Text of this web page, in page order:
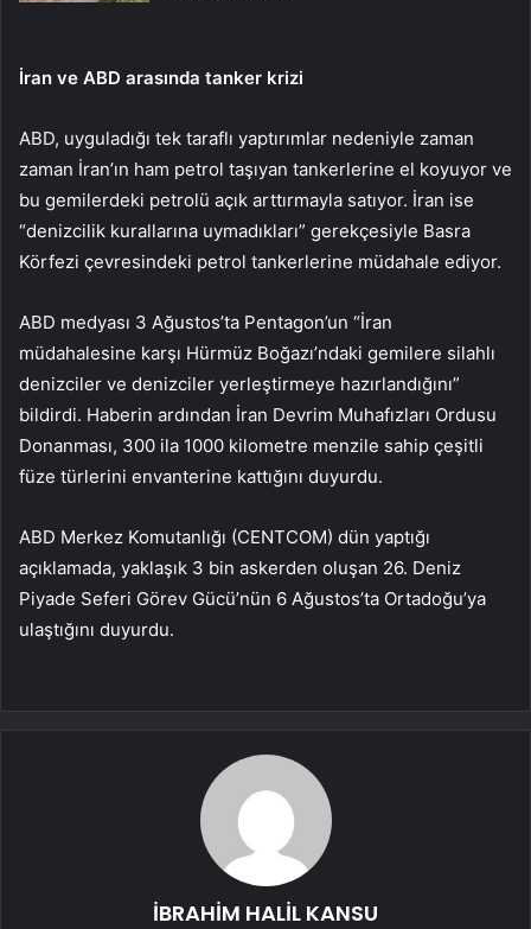
İran ve ABD arasında tanker krizi
ABD, uyguladığı tek taraflı yaptırımlar nedeniyle zaman
zaman İran’ın ham petrol taşıyan tankerlerine el koyuyor ve
bu gemilerdeki petrolü açık arttırmayla satıyor. İran ise
“denizcilik kurallarına uymadıkları” gerekçesiyle Basra
Körfezi çevresindeki petrol tankerlerine müdahale ediyor.
ABD medyası 3 Ağustos’ta Pentagon’un “İran
müdahalesine karşı Hürmüz Boğazı’ndaki gemilere silahlı
denizciler ve denizciler yerleştirmeye hazırlandığını”
bildirdi. Haberin ardından İran Devrim Muhafızları Ordusu
Donanması, 300 ila 1000 kilometre menzile sahip çeşitli
füze türlerini envanterine kattığını duyurdu.
ABD Merkez Komutanlığı (CENTCOM) dün yaptığı
açıklamada, yaklaşık 3 bin askerden oluşan 26. Deniz
Piyade Seferi Görev Gücü’nün 6 Ağustos’ta Ortadoğu’ya
ulaştığını duyurdu.
İBRAHİM HALİL KANSU